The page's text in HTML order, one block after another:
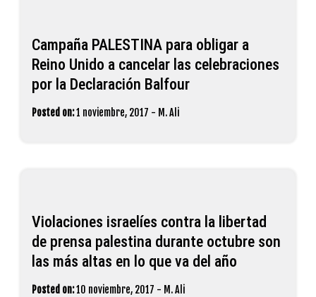
Campaña PALESTINA para obligar a
Reino Unido a cancelar las celebraciones
por la Declaración Balfour
Posted on:1 noviembre, 2017 - M. Ali
Violaciones israelíes contra la libertad
de prensa palestina durante octubre son
las más altas en lo que va del año
Posted on:10 noviembre, 2017 - M. Ali